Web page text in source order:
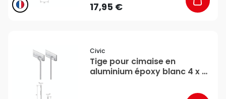
17,95 €
Civic
Tige pour cimaise en
aluminium époxy blanc 4 x 4